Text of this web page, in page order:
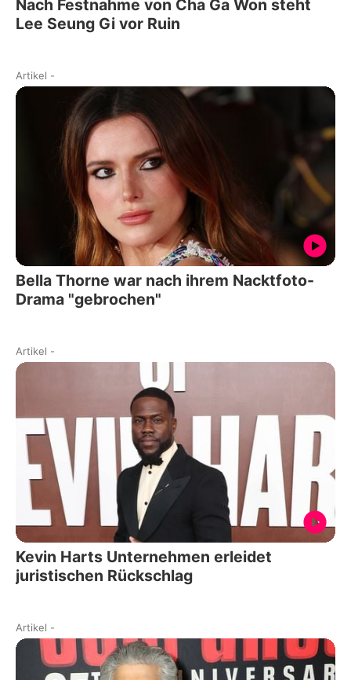
Nach Festnahme von Cha Ga Won steht
Lee Seung Gi vor Ruin
Artikel -
Bella Thorne war nach ihrem Nacktfoto-
Drama "gebrochen"
Artikel -
Kevin Harts Unternehmen erleidet
juristischen Rückschlag
Artikel -